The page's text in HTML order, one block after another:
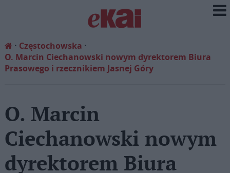
Częstochowska
O. Marcin Ciechanowski nowym dyrektorem Biura
Prasowego i rzecznikiem Jasnej Góry
O. Marcin
Ciechanowski nowym
dyrektorem Biura